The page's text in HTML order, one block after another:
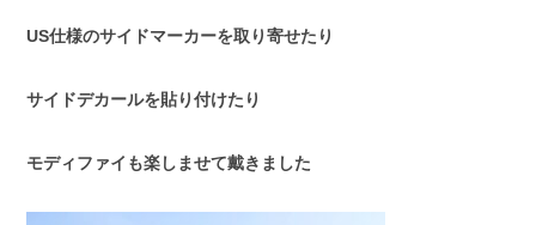
US仕様のサイドマーカーを取り寄せたり
サイドデカールを貼り付けたり
モディファイも楽しませて戴きました